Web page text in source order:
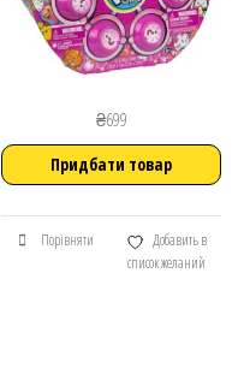
₴699
Придбати товар
Порівняти
Добавить в
список желаний